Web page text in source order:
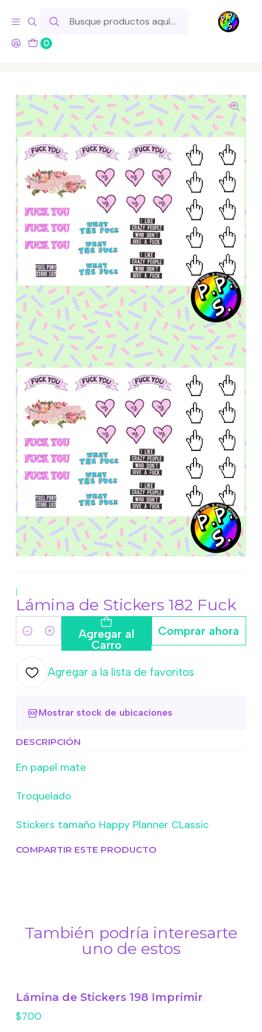
0
Hola! Si tu pedido incluye productos de fabricación propia,
ten en cuenta este tiempo para el despacho
Inicio Lo Hacemos Nosotros
|
Lámina de Stickers 182 Fuck
Cantidad Agregar al
Carro
Comprar ahora
Agregar a la lista de favoritos
Mostrar stock de ubicaciones
DESCRIPCIÓN
En papel mate
Troquelado
Stickers tamaño Happy Planner CLassic
COMPARTIR ESTE PRODUCTO
También podría interesarte
uno de estos
Lámina de Stickers 198 Imprimir
$700